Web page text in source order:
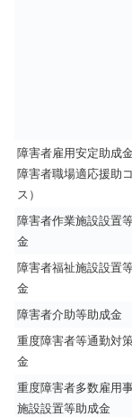
障害者雇用安定助成
障害者職場適応援助
ス）
障害者作業施設設置
金
障害者福祉施設設置
金
障害者介助等助成金
重度障害者等通勤対
金
重度障害者多数雇用
施設設置等助成金